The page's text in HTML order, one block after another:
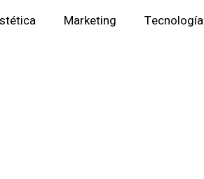
Marketing Tecnología